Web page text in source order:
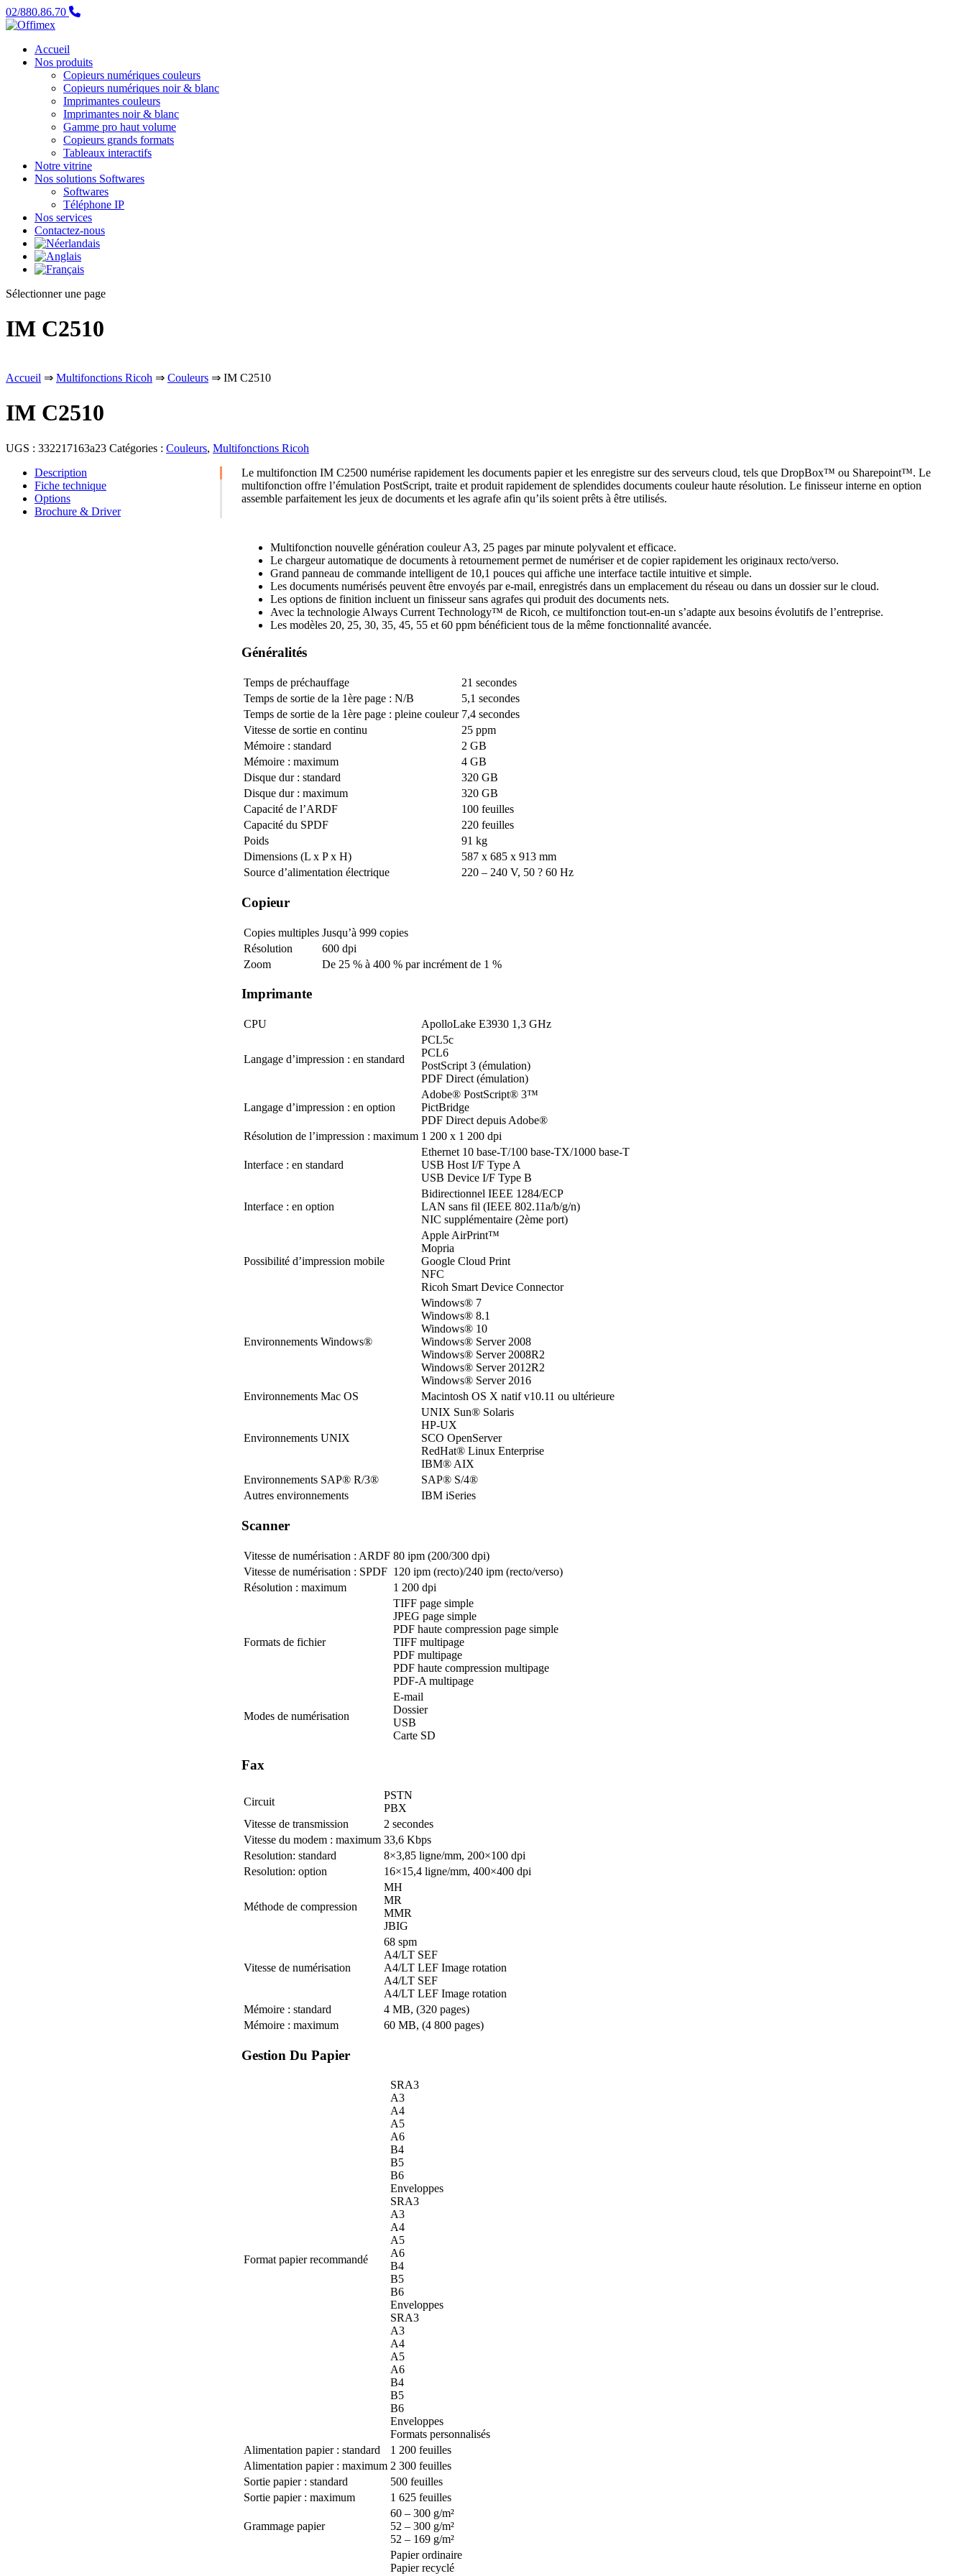
02/880.86.70
Accueil
Nos produits
Copieurs numériques couleurs
Copieurs numériques noir & blanc
Imprimantes couleurs
Imprimantes noir & blanc
Gamme pro haut volume
Copieurs grands formats
Tableaux interactifs
Notre vitrine
Nos solutions Softwares
Softwares
Téléphone IP
Nos services
Contactez-nous
Sélectionner une page
IM C2510
Accueil ⇒ Multifonctions Ricoh ⇒ Couleurs ⇒ IM C2510
IM C2510
UGS : 332217163a23 Catégories : Couleurs, Multifonctions Ricoh
Description
Fiche technique
Options
Brochure & Driver
Le multifonction IM C2500 numérise rapidement les documents papier et les enregistre sur des serveurs cloud, tels que DropBox™ ou Sharepoint™. Le
multifonction offre l’émulation PostScript, traite et produit rapidement de splendides documents couleur haute résolution. Le finisseur interne en option
assemble parfaitement les jeux de documents et les agrafe afin qu’ils soient prêts à être utilisés.
Multifonction nouvelle génération couleur A3, 25 pages par minute polyvalent et efficace.
Le chargeur automatique de documents à retournement permet de numériser et de copier rapidement les originaux recto/verso.
Grand panneau de commande intelligent de 10,1 pouces qui affiche une interface tactile intuitive et simple.
Les documents numérisés peuvent être envoyés par e-mail, enregistrés dans un emplacement du réseau ou dans un dossier sur le cloud.
Les options de finition incluent un finisseur sans agrafes qui produit des documents nets.
Avec la technologie Always Current Technology™ de Ricoh, ce multifonction tout-en-un s’adapte aux besoins évolutifs de l’entreprise.
Les modèles 20, 25, 30, 35, 45, 55 et 60 ppm bénéficient tous de la même fonctionnalité avancée.
Généralités
Temps de préchauffage
21 secondes
Temps de sortie de la 1ère page : N/B
5,1 secondes
Temps de sortie de la 1ère page : pleine couleur 7,4 secondes
Vitesse de sortie en continu
25 ppm
Mémoire : standard
2 GB
Mémoire : maximum
4 GB
Disque dur : standard
320 GB
Disque dur : maximum
320 GB
Capacité de l’ARDF
100 feuilles
Capacité du SPDF
220 feuilles
Poids
91 kg
Dimensions (L x P x H)
587 x 685 x 913 mm
Source d’alimentation électrique
220 – 240 V, 50 ? 60 Hz
Copieur
Copies multiples Jusqu’à 999 copies
Résolution
600 dpi
Zoom
De 25 % à 400 % par incrément de 1 %
Imprimante
CPU ApolloLake E3930 1,3 GHz
Langage d’impression : en standard
PCL5c
PCL6
PostScript 3 (émulation)
PDF Direct (émulation)
Langage d’impression : en option
Adobe® PostScript® 3™
PictBridge
PDF Direct depuis Adobe®
Résolution de l’impression : maximum 1 200 x 1 200 dpi
Interface : en standard
Ethernet 10 base-T/100 base-TX/1000 base-T
USB Host I/F Type A
USB Device I/F Type B
Interface : en option
Bidirectionnel IEEE 1284/ECP
LAN sans fil (IEEE 802.11a/b/g/n)
NIC supplémentaire (2ème port)
Possibilité d’impression mobile
Apple AirPrint™
Mopria
Google Cloud Print
NFC
Ricoh Smart Device Connector
Environnements Windows®
Windows® 7
Windows® 8.1
Windows® 10
Windows® Server 2008
Windows® Server 2008R2
Windows® Server 2012R2
Windows® Server 2016
Environnements Mac OS
Macintosh OS X natif v10.11 ou ultérieure
Environnements UNIX
UNIX Sun® Solaris
HP-UX
SCO OpenServer
RedHat® Linux Enterprise
IBM® AIX
Environnements SAP® R/3®
SAP® S/4®
Autres environnements
IBM iSeries
Scanner
Vitesse de numérisation : ARDF 80 ipm (200/300 dpi)
Vitesse de numérisation : SPDF 120 ipm (recto)/240 ipm (recto/verso)
Résolution : maximum
1 200 dpi
Formats de fichier
TIFF page simple
JPEG page simple
PDF haute compression page simple
TIFF multipage
PDF multipage
PDF haute compression multipage
PDF-A multipage
Modes de numérisation
E-mail
Dossier
USB
Carte SD
Fax
Circuit
PSTN
PBX
Vitesse de transmission
2 secondes
Vitesse du modem : maximum 33,6 Kbps
Resolution: standard
8×3,85 ligne/mm, 200×100 dpi
Resolution: option
16×15,4 ligne/mm, 400×400 dpi
Méthode de compression
MH
MR
MMR
JBIG
Vitesse de numérisation
68 spm
A4/LT SEF
A4/LT LEF Image rotation
A4/LT SEF
A4/LT LEF Image rotation
Mémoire : standard
4 MB, (320 pages)
Mémoire : maximum
60 MB, (4 800 pages)
Gestion Du Papier
Format papier recommandé
SRA3
A3
A4
A5
A6
B4
B5
B6
Enveloppes
SRA3
A3
A4
A5
A6
B4
B5
B6
Enveloppes
SRA3
A3
A4
A5
A6
B4
B5
B6
Enveloppes
Formats personnalisés
Alimentation papier : standard
1 200 feuilles
Alimentation papier : maximum 2 300 feuilles
Sortie papier : standard
500 feuilles
Sortie papier : maximum
1 625 feuilles
Grammage papier
60 – 300 g/m²
52 – 300 g/m²
52 – 169 g/m²
Papier ordinaire
Papier recyclé